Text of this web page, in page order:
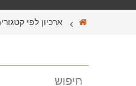
ארכיון לפי